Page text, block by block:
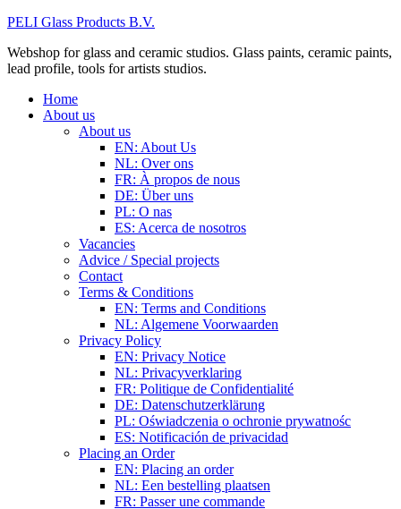
PELI Glass Products B.V.
Webshop for glass and ceramic studios. Glass paints, ceramic paints,
lead profile, tools for artists studios.
Home
About us
About us
EN: About Us
NL: Over ons
FR: À propos de nous
DE: Über uns
PL: O nas
ES: Acerca de nosotros
Vacancies
Advice / Special projects
Contact
Terms & Conditions
EN: Terms and Conditions
NL: Algemene Voorwaarden
Privacy Policy
EN: Privacy Notice
NL: Privacyverklaring
FR: Politique de Confidentialité
DE: Datenschutzerklärung
PL: Oświadczenia o ochronie prywatnośc
ES: Notificación de privacidad
Placing an Order
EN: Placing an order
NL: Een bestelling plaatsen
FR: Passer une commande